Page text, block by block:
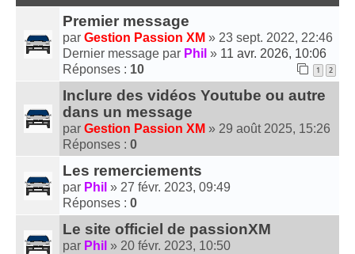
Premier message
par Gestion Passion XM » 23 sept. 2022, 22:46
Dernier message par Phil » 11 avr. 2026, 10:06
Réponses : 10 1 2
Inclure des vidéos Youtube ou autre
dans un message
par Gestion Passion XM » 29 août 2025, 15:26
Réponses : 0
Les remerciements
par Phil » 27 févr. 2023, 09:49
Réponses : 0
Le site officiel de passionXM
par Phil » 20 févr. 2023, 10:50